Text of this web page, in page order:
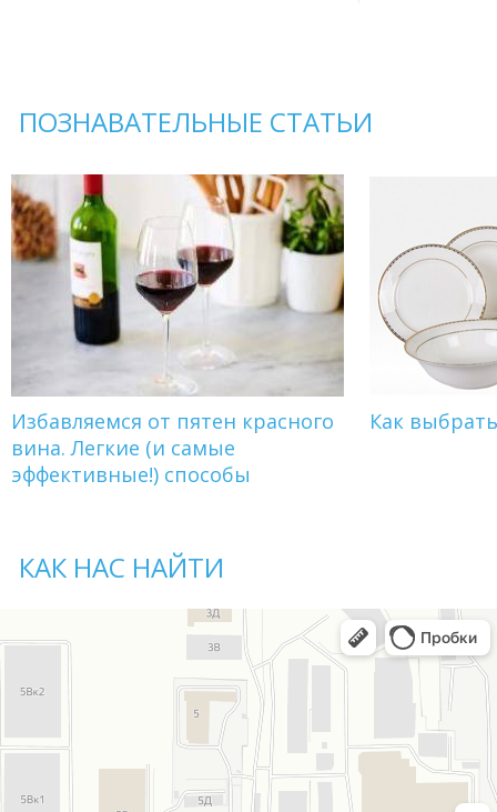
ПОЗНАВАТЕЛЬНЫЕ СТАТЬИ
Избавляемся от пятен красного
вина. Легкие (и самые
эффективные!) способы
Как
КАК НАС НАЙТИ